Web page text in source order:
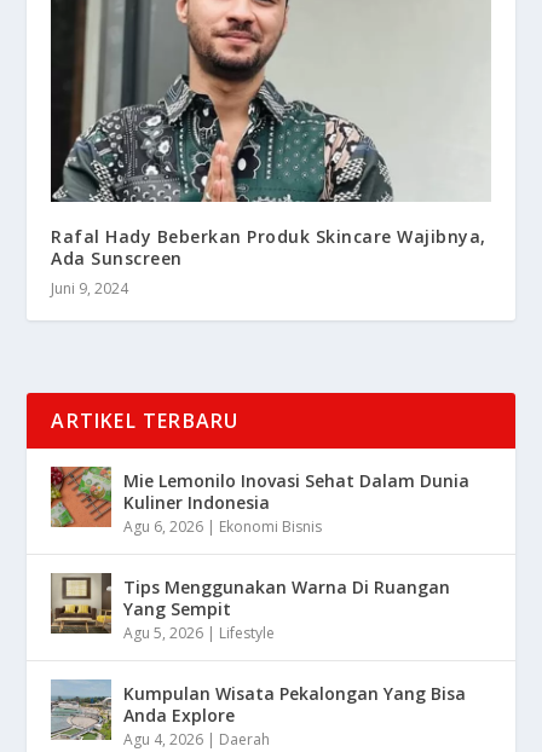
Rafal Hady Beberkan Produk Skincare Wajibnya,
Ada Sunscreen
Juni 9, 2024
ARTIKEL TERBARU
Mie Lemonilo Inovasi Sehat Dalam Dunia
Kuliner Indonesia
Agu 6, 2026 | Ekonomi Bisnis
Tips Menggunakan Warna Di Ruangan
Yang Sempit
Agu 5, 2026 | Lifestyle
Kumpulan Wisata Pekalongan Yang Bisa
Anda Explore
Agu 4, 2026 | Daerah